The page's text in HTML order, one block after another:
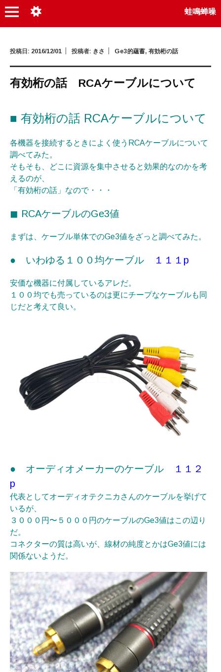
蛙鳴蝉噪
投稿日: 2016/12/01 投稿者: きさ Ge3的蘊蓄, 有効桁の話
有効桁の話 RCAケーブルについて
■ 有効桁の話 RCAケーブルについて
各機器を接続するときによく使うRCAケーブルについて
調べてみた。
そもそも、どこに資源を集中させると効果的なのかを考
えるのが、
「有効桁の話」なので・・・
◼︎ RCAケーブルのGe3値
まずは、ケーブル単体でのGe3値をざっと調べてみた。
● いわゆる１００均ケーブル １１１p
安価な機器に付属しているアレだ。
１００均でも売っているのは更にチープなケーブルも同
じだと考えて良い。
● オーディオメーカーのケーブル
１１２
p
代表としてオーディオテクニカさんのケーブルを挙げて
いるが、
３０００円〜５０００円のケーブルのGe3値はこの辺り
だ。
コネクターの質は高いが、線材の純度とかはGe3値には
関係ないようだ。